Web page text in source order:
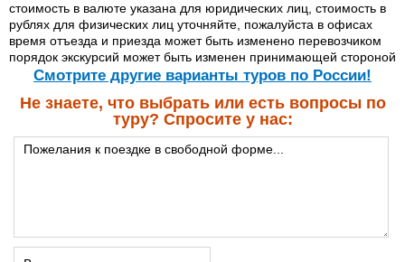
стоимость в валюте указана для юридических лиц, стоимость в
рублях для физических лиц уточняйте, пожалуйста в офисах
время отъезда и приезда может быть изменено перевозчиком
порядок экскурсий может быть изменен принимающей стороной
Cмотрите другие варианты туров по России!
Не знаете, что выбрать или есть вопросы по
туру? Спросите у нас: